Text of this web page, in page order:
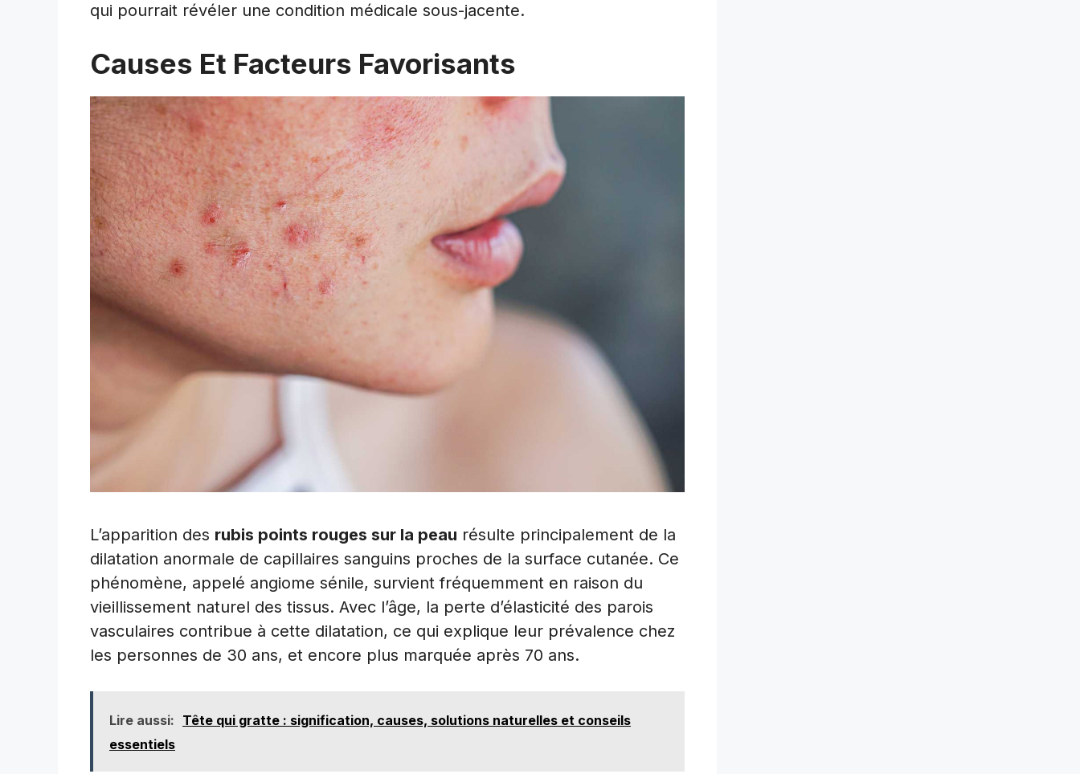
qui pourrait révéler une condition médicale sous-jacente.
Causes Et Facteurs Favorisants
L’apparition des rubis points rouges sur la peau résulte principalement de la
dilatation anormale de capillaires sanguins proches de la surface cutanée. Ce
phénomène, appelé angiome sénile, survient fréquemment en raison du
vieillissement naturel des tissus. Avec l’âge, la perte d’élasticité des parois
vasculaires contribue à cette dilatation, ce qui explique leur prévalence chez
les personnes de 30 ans, et encore plus marquée après 70 ans.
Lire aussi: Tête qui gratte : signification, causes, solutions naturelles et conseils
essentiels